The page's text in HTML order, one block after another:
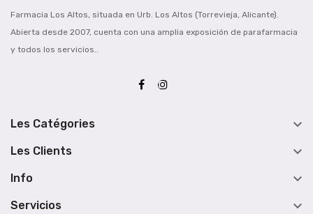
Farmacia Los Altos, situada en Urb. Los Altos (Torrevieja, Alicante).
Abierta desde 2007, cuenta con una amplia exposición de parafarmacia
y todos los servicios..
Les Catégories 
Les Clients 
Info 
Servicios 